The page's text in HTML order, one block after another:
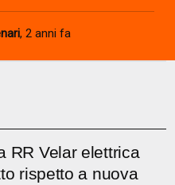
, 2 anni fa
RR Velar elettrica
rispetto a nuova